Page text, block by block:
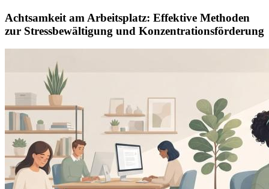
Achtsamkeit am Arbeitsplatz: Effektive Methoden
zur Stressbewältigung und Konzentrationsförderung